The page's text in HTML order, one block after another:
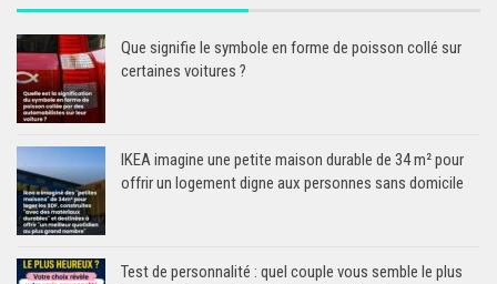
Que signifie le symbole en forme de poisson collé sur
certaines voitures ?
IKEA imagine une petite maison durable de 34 m² pour
offrir un logement digne aux personnes sans domicile
Test de personnalité : quel couple vous semble le plus